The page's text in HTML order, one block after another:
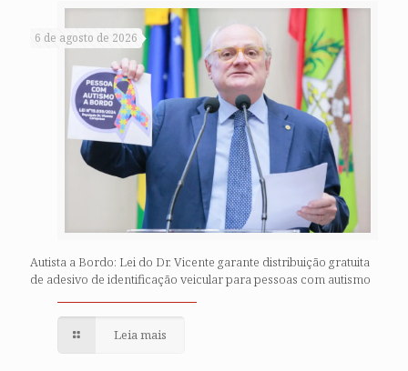
6 de agosto de 2026
Autista a Bordo: Lei do Dr. Vicente garante distribuição gratuita
de adesivo de identificação veicular para pessoas com autismo
Leia mais